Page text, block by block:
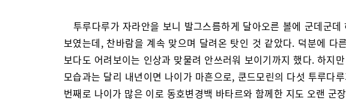
투루다루가 자라안을 보니 발그스름하게 달아오른 볼에 군데군데
보였는데, 찬바람을 계속 맞으며 달려온 탓인 것 같았다. 덕분에 다
보다도 어려보이는 인상과 맞물려 안쓰러워 보이기까지 했다. 하지
모습과는 달리 내년이면 나이가 마흔으로, 쿤드모린의 다섯 투루다
번째로 나이가 많은 이로 동호변경백 바타르와 함께한 지도 오랜 군